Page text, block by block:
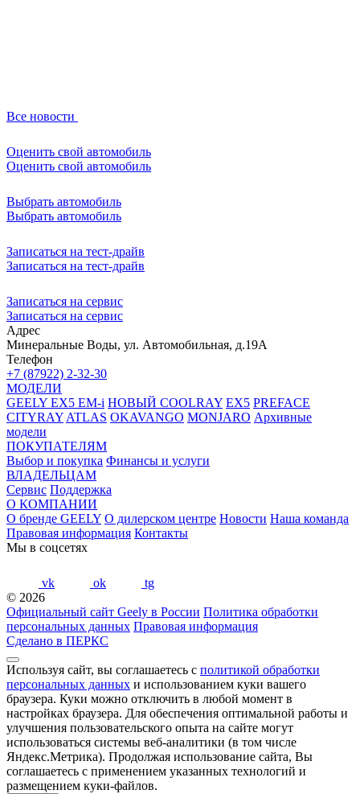
Все новости
Оценить свой автомобиль
Оценить свой автомобиль
Выбрать автомобиль
Выбрать автомобиль
Записаться на тест-драйв
Записаться на тест-драйв
Записаться на сервис
Записаться на сервис
Адрес
Минеральные Воды, ул. Автомобильная, д.19А
Телефон
+7 (87922) 2-32-30
МОДЕЛИ
GEELY EX5 EM-i НОВЫЙ COOLRAY EX5 PREFACE
CITYRAY ATLAS OKAVANGO MONJARO Архивные
модели
ПОКУПАТЕЛЯМ
Выбор и покупка Финансы и услуги
ВЛАДЕЛЬЦАМ
Сервис Поддержка
О КОМПАНИИ
О бренде GEELY О дилерском центре Новости Наша команда
Правовая информация Контакты
Мы в соцсетях
vk ok
tg
© 2026
Официальный сайт Geely в России Политика обработки
персональных данных Правовая информация
Сделано в ПЕРКС
Используя сайт, вы соглашаетесь с политикой обработки
персональных данных и использованием куки вашего
браузера. Куки можно отключить в любой момент в
настройках браузера. Для обеспечения оптимальной работы и
улучшения пользовательского опыта на сайте могут
использоваться системы веб-аналитики (в том числе
Яндекс.Метрика). Продолжая использование сайта, Вы
соглашаетесь с применением указанных технологий и
размещением куки-файлов.